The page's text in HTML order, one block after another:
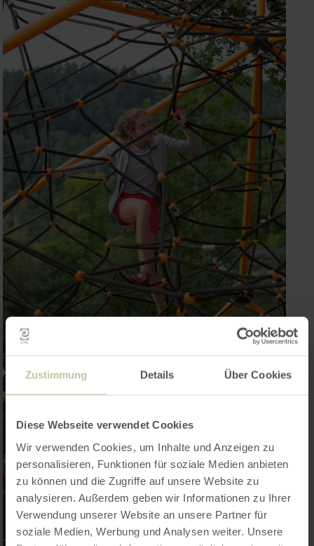
Zustimmung Details Über Cookies
Diese Webseite verwendet Cookies
Wir verwenden Cookies, um Inhalte und Anzeigen zu
personalisieren, Funktionen für soziale Medien anbieten
zu können und die Zugriffe auf unsere Website zu
analysieren. Außerdem geben wir Informationen zu Ihrer
Verwendung unserer Website an unsere Partner für
soziale Medien, Werbung und Analysen weiter. Unsere